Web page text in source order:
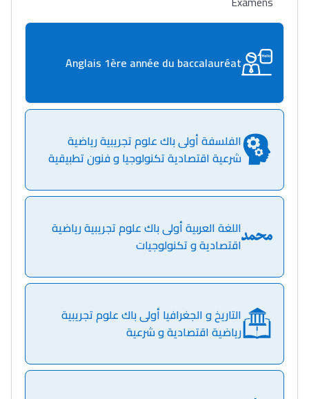
Anglais 1ère année du baccalauréat
الفلسفة أولى باك علوم تجريبية رياضية
شرعية اقتصادية تكنولوجيا و فنون تطبيقية
اللغة العربية أولى باك علوم تجريبية رياضية
اقتصادية و تكنولوجيات
التاريخ و الجغرافيا أولى باك علوم تجريبية
رياضية اقتصادية و شرعية